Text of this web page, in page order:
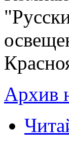
Архив